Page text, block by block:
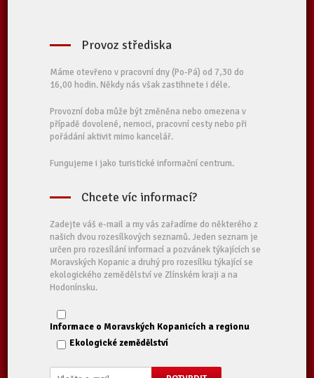
Provoz střediska
Máme otevřeno v pracovní dny (Po-Pá) od 7,30 do
16,00 hodin. Někdy nás však zastihnete i déle.
Provozní doba může být změněna nebo omezena v
případě dovolené, nemoci, pracovní cesty nebo při
pořádání aktivit mimo kancelář.
Fungujeme i jako turistické informační centrum.
Chcete víc informací?
Zadejte váš e-mail a my vás zařadíme do některého z
našich dvou rozesílkových seznamů. Jeden seznam je
určen pro rozesílání informací a pozvánek týkajících se
Moravských Kopanic a druhý pro rozesílku týkající se
ekologického zemědělství ve Zlínském kraji a na
Hodonínsku.
Informace o Moravských Kopanicích a regionu
Ekologické zemědělství